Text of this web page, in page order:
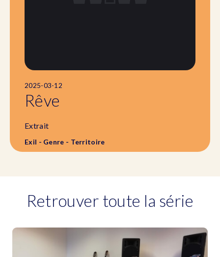
2025-03-12
Rêve
Extrait
Exil - Genre - Territoire
Retrouver toute la série